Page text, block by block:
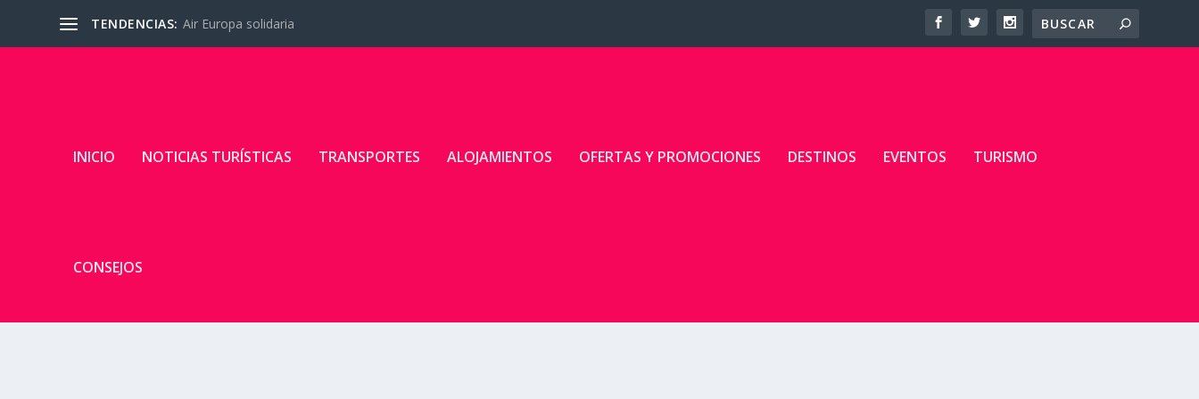
TENDENCIAS: Air Europa solidaria
INICIO NOTICIAS TURÍSTICAS TRANSPORTES ALOJAMIENTOS OFERTAS Y PROMOCIONES DESTINOS EVENTOS TURISMO
CONSEJOS